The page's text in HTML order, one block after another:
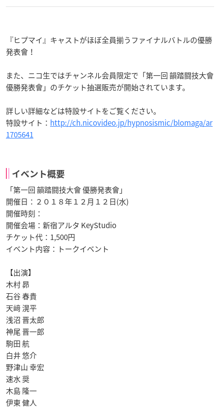
『ヒプマイ』キャストがほぼ全員揃うファイナルバトルの優勝
発表會！
また、ニコ生ではチャンネル会員限定で「第一回 韻踏闘技大會
優勝発表會」のチケット抽選販売が開始されています。
詳しい詳細などは特設サイトをご覧ください。
特設サイト： http://ch.nicovideo.jp/hypnosismic/blomaga/ar
1705641
イベント概要
「第一回 韻踏闘技大會 優勝発表會」
開催日：２０１８年１２月１２日(水)
開催時刻：
開催会場：新宿アルタ KeyStudio
チケット代： 1,500円
イベント内容： トークイベント
【出演】
木村 昴
石谷 春貴
天﨑 滉平
浅沼 晋太郎
神尾 晋一郎
駒田 航
白井 悠介
野津山 幸宏
速水 奨
木島 隆一
伊東 健人